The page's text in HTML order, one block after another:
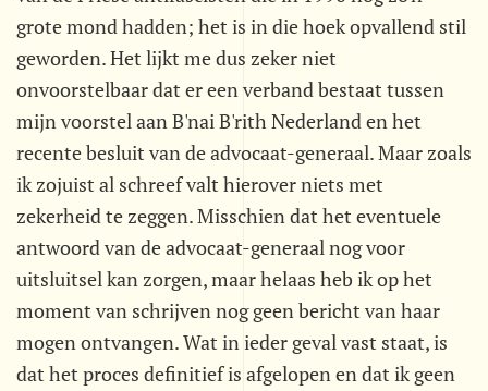
grote mond hadden; het is in die hoek opvallend stil
geworden. Het lijkt me dus zeker niet
onvoorstelbaar dat er een verband bestaat tussen
mijn voorstel aan B'nai B'rith Nederland en het
recente besluit van de advocaat-generaal. Maar zoals
ik zojuist al schreef valt hierover niets met
zekerheid te zeggen. Misschien dat het eventuele
antwoord van de advocaat-generaal nog voor
uitsluitsel kan zorgen, maar helaas heb ik op het
moment van schrijven nog geen bericht van haar
mogen ontvangen. Wat in ieder geval vast staat, is
dat het proces definitief is afgelopen en dat ik geen